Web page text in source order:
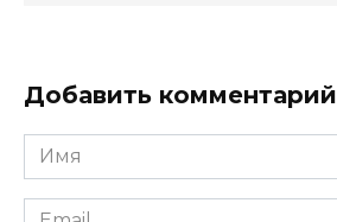
Добавить комментарий
Имя
*
Email